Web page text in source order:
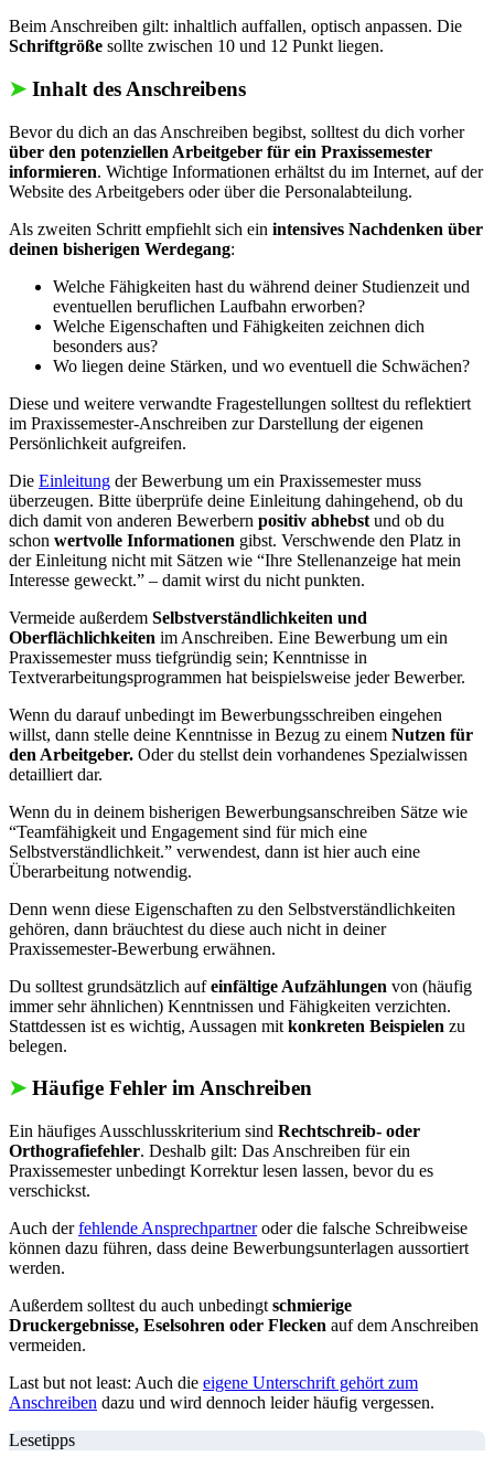
Beim Anschreiben gilt: inhaltlich auffallen, optisch anpassen. Die
Schriftgröße sollte zwischen 10 und 12 Punkt liegen.
➤ Inhalt des Anschreibens
Bevor du dich an das Anschreiben begibst, solltest du dich vorher
über den potenziellen Arbeitgeber für ein Praxissemester
informieren. Wichtige Informationen erhältst du im Internet, auf der
Website des Arbeitgebers oder über die Personalabteilung.
Als zweiten Schritt empfiehlt sich ein intensives Nachdenken über
deinen bisherigen Werdegang:
Welche Fähigkeiten hast du während deiner Studienzeit und
eventuellen beruflichen Laufbahn erworben?
Welche Eigenschaften und Fähigkeiten zeichnen dich
besonders aus?
Wo liegen deine Stärken, und wo eventuell die Schwächen?
Diese und weitere verwandte Fragestellungen solltest du reflektiert
im Praxissemester-Anschreiben zur Darstellung der eigenen
Persönlichkeit aufgreifen.
Die Einleitung der Bewerbung um ein Praxissemester muss
überzeugen. Bitte überprüfe deine Einleitung dahingehend, ob du
dich damit von anderen Bewerbern positiv abhebst und ob du
schon wertvolle Informationen gibst. Verschwende den Platz in
der Einleitung nicht mit Sätzen wie “Ihre Stellenanzeige hat mein
Interesse geweckt.” – damit wirst du nicht punkten.
Vermeide außerdem Selbstverständlichkeiten und
Oberflächlichkeiten im Anschreiben. Eine Bewerbung um ein
Praxissemester muss tiefgründig sein; Kenntnisse in
Textverarbeitungsprogrammen hat beispielsweise jeder Bewerber.
Wenn du darauf unbedingt im Bewerbungsschreiben eingehen
willst, dann stelle deine Kenntnisse in Bezug zu einem Nutzen für
den Arbeitgeber. Oder du stellst dein vorhandenes Spezialwissen
detailliert dar.
Wenn du in deinem bisherigen Bewerbungsanschreiben Sätze wie
“Teamfähigkeit und Engagement sind für mich eine
Selbstverständlichkeit.” verwendest, dann ist hier auch eine
Überarbeitung notwendig.
Denn wenn diese Eigenschaften zu den Selbstverständlichkeiten
gehören, dann bräuchtest du diese auch nicht in deiner
Praxissemester-Bewerbung erwähnen.
Du solltest grundsätzlich aufeinfältige Aufzählungen von (häufig
immer sehr ähnlichen) Kenntnissen und Fähigkeiten verzichten.
Stattdessen ist es wichtig, Aussagen mit konkreten Beispielen zu
belegen.
➤ Häufige Fehler im Anschreiben
Ein häufiges Ausschlusskriterium sind Rechtschreib- oder
Orthografiefehler. Deshalb gilt: Das Anschreiben für ein
Praxissemester unbedingt Korrektur lesen lassen, bevor du es
verschickst.
Auch derfehlende Ansprechpartneroder die falsche Schreibweise
können dazu führen, dass deine Bewerbungsunterlagen aussortiert
werden.
Außerdem solltest du auch unbedingt schmierige
Druckergebnisse, Eselsohren oder Flecken auf dem Anschreiben
vermeiden.
Last but not least: Auch die eigene Unterschrift gehört zum
Anschreiben dazu und wird dennoch leider häufig vergessen.
Lesetipps